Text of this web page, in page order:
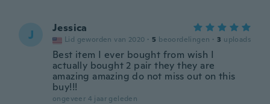
J Jessica
Lid geworden van 2020 · 5 beoordelingen · 3 uploads
Best item I ever bought from wish I
actually bought 2 pair they they are
amazing amazing do not miss out on this
buy!!!
ongeveer 4 jaar geleden